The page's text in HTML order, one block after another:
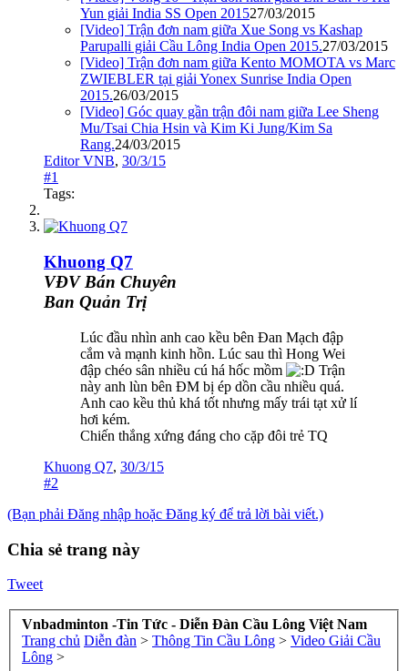
Yun giải India SS Open 201527/03/2015
[Video] Trận đơn nam giữa Xue Song vs Kashap
Parupalli giải Cầu Lông India Open 2015.27/03/2015
[Video] Trận đơn nam giữa Kento MOMOTA vs Marc
ZWIEBLER tại giải Yonex Sunrise India Open
2015.26/03/2015
[Video] Góc quay gần trận đôi nam giữa Lee Sheng
Mu/Tsai Chia Hsin và Kim Ki Jung/Kim Sa
Rang.24/03/2015
Editor VNB, 30/3/15
#1
Tags:
Khuong Q7
VĐV Bán Chuyên
Ban Quản Trị
Lúc đầu nhìn anh cao kều bên Đan Mạch đập
cắm và mạnh kinh hồn. Lúc sau thì Hong Wei
đập chéo sân nhiều cú há hốc mồm
Trận
này anh lùn bên ĐM bị ép dồn cầu nhiều quá.
Anh cao kều thủ khá tốt nhưng mấy trái tạt xử lí
hơi kém.
Chiến thắng xứng đáng cho cặp đôi trẻ TQ
Khuong Q7, 30/3/15
#2
(Bạn phải Đăng nhập hoặc Đăng ký để trả lời bài viết.)
Chia sẻ trang này
Tweet
Vnbadminton -Tin Tức - Diễn Đàn Cầu Lông Việt Nam
Trang chủ Diễn đàn > Thông Tin Cầu Lông > Video Giải Cầu
Lông >